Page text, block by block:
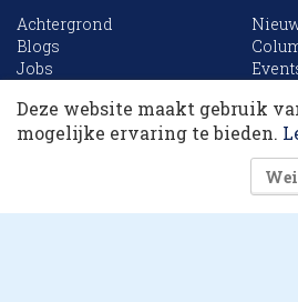
Achtergrond
Blogs
Jobs
Archief
Website is
Deze website maakt gebruik
mogelijke ervaring te bieden.
10 collega’s
Korting op events